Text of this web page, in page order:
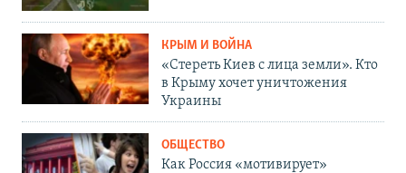
КРЫМ И ВОЙНА
«Стереть Киев с лица земли». Кто
в Крыму хочет уничтожения
Украины
ОБЩЕСТВО
Как Россия «мотивирует»